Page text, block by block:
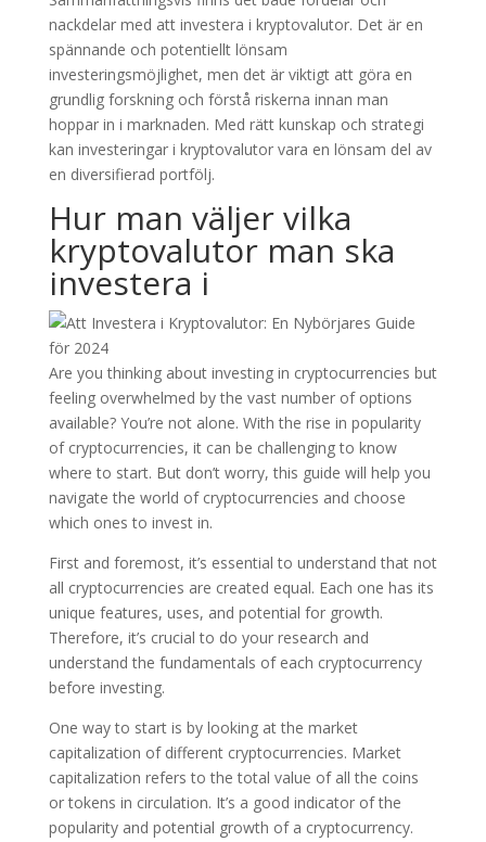
nackdelar med att investera i kryptovalutor. Det är en
spännande och potentiellt lönsam
investeringsmöjlighet, men det är viktigt att göra en
grundlig forskning och förstå riskerna innan man
hoppar in i marknaden. Med rätt kunskap och strategi
kan investeringar i kryptovalutor vara en lönsam del av
en diversifierad portfölj.
Hur man väljer vilka
kryptovalutor man ska
investera i
Are you thinking about investing in cryptocurrencies but
feeling overwhelmed by the vast number of options
available? You’re not alone. With the rise in popularity
of cryptocurrencies, it can be challenging to know
where to start. But don’t worry, this guide will help you
navigate the world of cryptocurrencies and choose
which ones to invest in.
First and foremost, it’s essential to understand that not
all cryptocurrencies are created equal. Each one has its
unique features, uses, and potential for growth.
Therefore, it’s crucial to do your research and
understand the fundamentals of each cryptocurrency
before investing.
One way to start is by looking at the market
capitalization of different cryptocurrencies. Market
capitalization refers to the total value of all the coins
or tokens in circulation. It’s a good indicator of the
popularity and potential growth of a cryptocurrency.